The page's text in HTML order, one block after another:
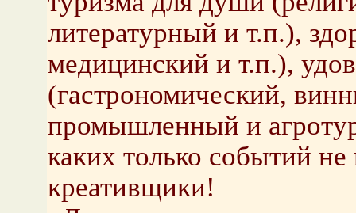
литературный и т.п.),
медицинский и т.п.),
(гастрономический,
промышленный и
каких только событий
креативщики!